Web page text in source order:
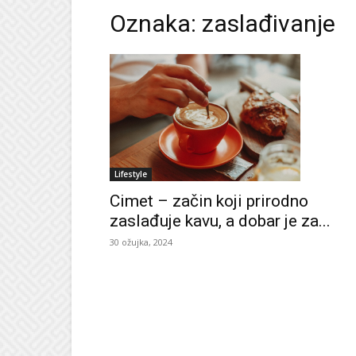
Oznaka: zaslađivanje
Lifestyle
Cimet – začin koji prirodno
zaslađuje kavu, a dobar je za...
30 ožujka, 2024